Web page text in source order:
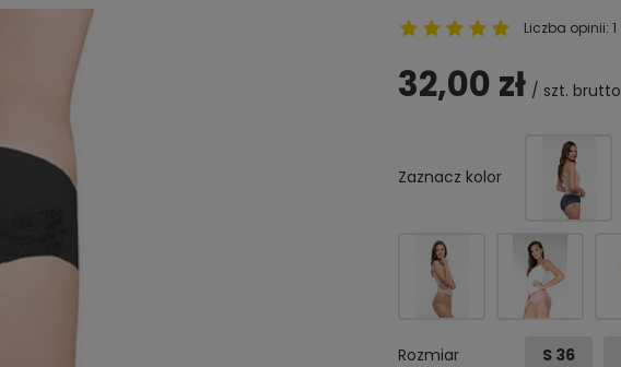
Liczba opinii: 1
32,00 zł / szt. brutto
Zaznacz kolor
Rozmiar S 36